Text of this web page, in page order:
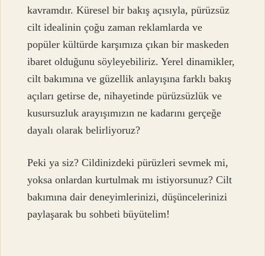
kavramdır. Küresel bir bakış açısıyla, pürüzsüz
cilt idealinin çoğu zaman reklamlarda ve
popüler kültürde karşımıza çıkan bir maskeden
ibaret olduğunu söyleyebiliriz. Yerel dinamikler,
cilt bakımına ve güzellik anlayışına farklı bakış
açıları getirse de, nihayetinde pürüzsüzlük ve
kusursuzluk arayışımızın ne kadarını gerçeğe
dayalı olarak belirliyoruz?
Peki ya siz? Cildinizdeki pürüzleri sevmek mi,
yoksa onlardan kurtulmak mı istiyorsunuz? Cilt
bakımına dair deneyimlerinizi, düşüncelerinizi
paylaşarak bu sohbeti büyütelim!